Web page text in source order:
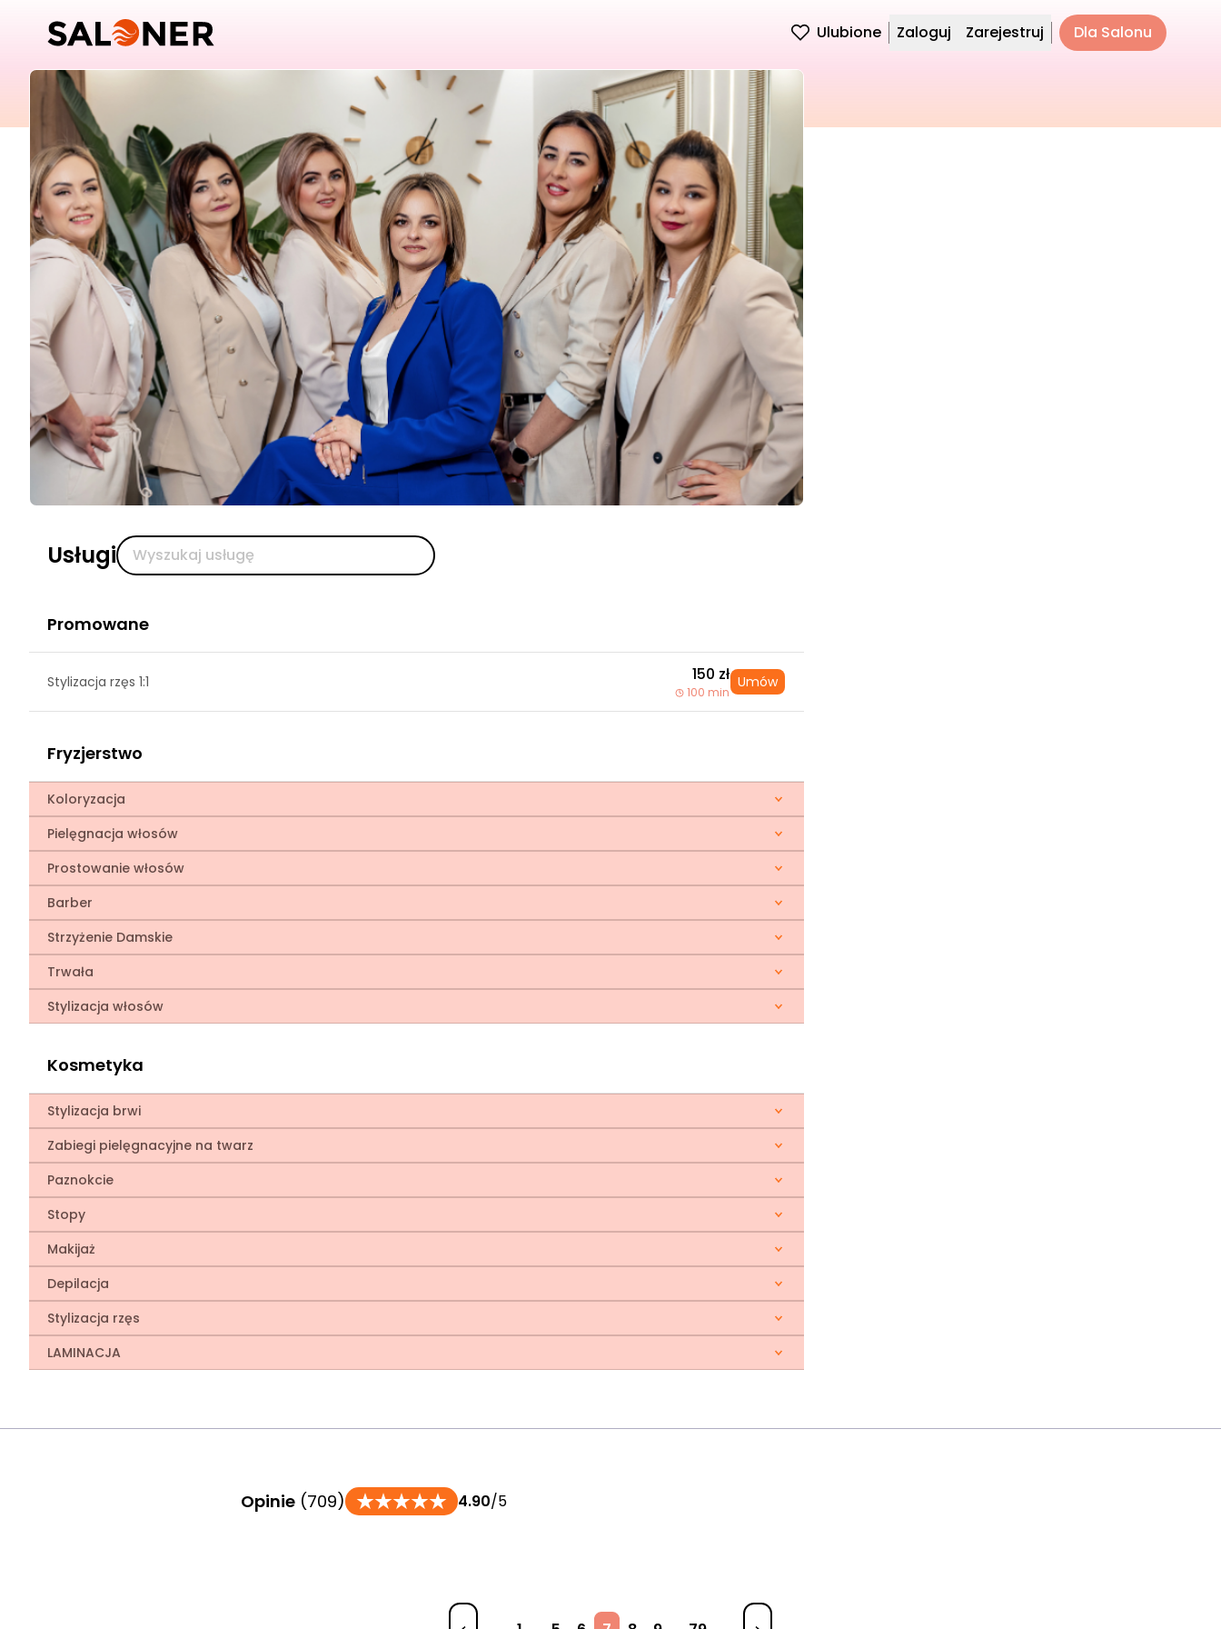
Ulubione Zaloguj Zarejestruj Dla Salonu
Usługi
Promowane
Stylizacja rzęs 1:1 150 zł
100 min
Umów
Fryzjerstwo
Koloryzacja
Pielęgnacja włosów
Prostowanie włosów
Barber
Strzyżenie Damskie
Trwała
Stylizacja włosów
Kosmetyka
Stylizacja brwi
Zabiegi pielęgnacyjne na twarz
Paznokcie
Stopy
Makijaż
Depilacja
Stylizacja rzęs
LAMINACJA
Opinie (709) 4.90/5